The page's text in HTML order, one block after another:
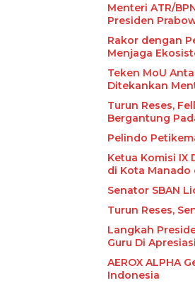
Menteri ATR/
Presiden
Rakor dengan
Menjaga
Teken MoU
Ditekankan
Turun Reses,
Bergantung
Pelindo
Ketua Komisi IX
di Kota Manado
Senator SBAN
Turun Reses,
Langkah
Guru Di
AEROX ALPHA
Indonesia